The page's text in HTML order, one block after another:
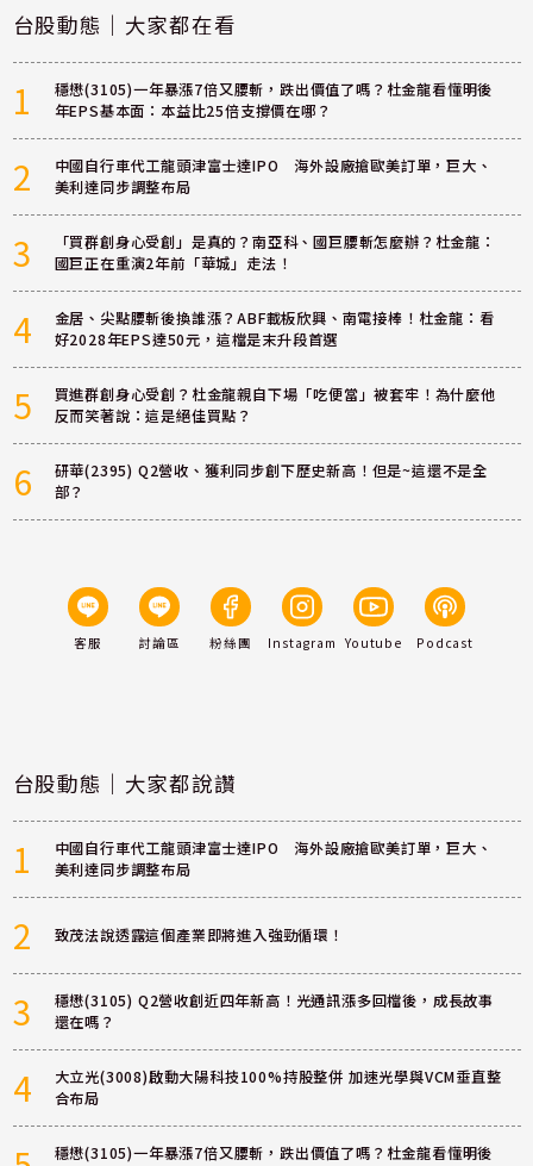
台股動態｜大家都在看
1
穩懋(3105)一年暴漲7倍又腰斬，跌出價值了嗎？杜金龍看懂明後
年EPS基本面：本益比25倍支撐價在哪？
2
中國自行車代工龍頭津富士達IPO 海外設廠搶歐美訂單，巨大、
美利達同步調整布局
3
「買群創身心受創」是真的？南亞科、國巨腰斬怎麼辦？杜金龍：
國巨正在重演2年前「華城」走法！
4
金居、尖點腰斬後換誰漲？ABF載板欣興、南電接棒！杜金龍：看
好2028年EPS達50元，這檔是末升段首選
5
買進群創身心受創？杜金龍親自下場「吃便當」被套牢！為什麼他
反而笑著說：這是絕佳買點？
6
研華(2395) Q2營收、獲利同步創下歷史新高！但是~這還不是全
部？
客服 討論區 粉絲團 Instagram Youtube Podcast
台股動態｜大家都說讚
1
中國自行車代工龍頭津富士達IPO 海外設廠搶歐美訂單，巨大、
美利達同步調整布局
2 致茂法說透露這個產業即將進入強勁循環！
3
穩懋(3105) Q2營收創近四年新高！光通訊漲多回檔後，成長故事
還在嗎？
4
大立光(3008)啟動大陽科技100%持股整併 加速光學與VCM垂直整
合布局
穩懋(3105)一年暴漲7倍又腰斬，跌出價值了嗎？杜金龍看懂明後